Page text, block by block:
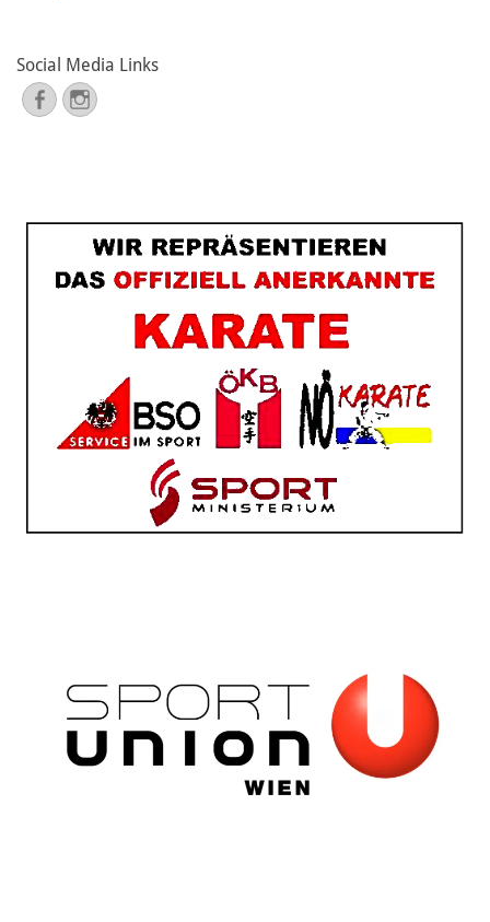
Social Media Links
FacebookInstagram